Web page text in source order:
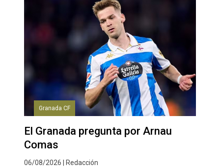
Granada CF
El Granada pregunta por Arnau
Comas
06/08/2026 | Redacción